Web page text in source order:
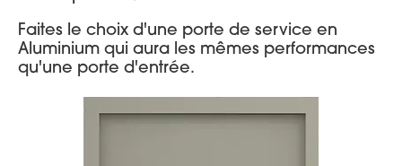
Portes d’entrée grand trafic
PAR STYLE
Portes d’entrée contemporaines
Portes d’entrée vitrées
Une entrée sur mesure
Accueil connecté
Faire mon choix
Conseils de pro
Faites le choix d'une porte de service en
Aluminium qui aura les mêmes performances
qu'une porte d'entrée.